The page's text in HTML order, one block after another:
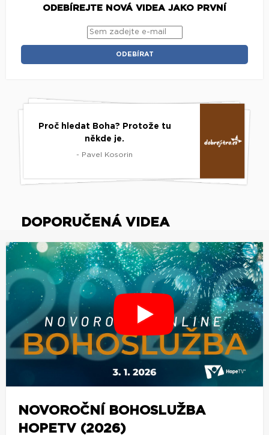
ODEBÍREJTE NOVÁ VIDEA JAKO PRVNÍ
Proč hledat Boha? Protože tu
někde je.
- Pavel Kosorin
DOPORUČENÁ VIDEA
NOVOROČNÍ BOHOSLUŽBA
HOPETV (2026)